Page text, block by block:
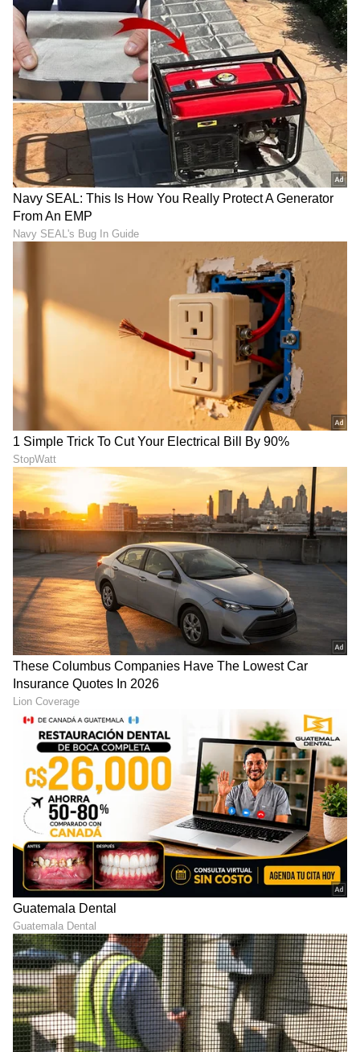
DOWNLOAD APP
ಚಂದ್ರ ಗ್ರಹಣದ ದಿನವೇ ರಕ್ಷಾ
ಬಂಧನ: ಹಾಗಿದ್ದರೆ ರಾಖಿ ಹಬ್ಬದ
ನಿಜವಾದ ಮುಹೂರ್ತ ಯಾವುದು?
ಇಲ್ಲಿದೆ ಡಿಟೇಲ್ಸ್​
ಸಿಂಹ ರಾಶಿಯಲ್ಲಿ ಸೂರ್ಯನ
ವಸೀಕರ ರಾಜಯೋಗ, ಈ 4
ರಾಶಿಯವರಿಗೆ ಕೋಟಿ ಕೋಟಿ
ಸಂಪತ್ತು
Vastu for wallet: ಪರ್ಸ್‌ನಲ್ಲಿ
ಈ ಫೋಟೋ ಇಟ್ಕೊಳ್ಳಿ, ಆ ವಸ್ತು
ಎಸೆದುಬಿಡಿ.. ಯಾಕೆಂದು ತಿಳ್ಕೊಳ್ಳಿ
ಕೈ-ಕಾಲಿಗೆ ಹಚ್ಚುವ ಮೆಹಂದಿ ಗಾಢ
ಬಣ್ಣ ಬರಬೇಕಾ? ಸುಲಭದ ಟಿಪ್ಸ್​
ಫಾಲೋ ಮಾಡಿ ಅಂದ ನೋಡಿ
LATEST VIDEOS
"ರಾಜಕೀಯ ಬೇಡ, ಸಿನಿಮಾನೇ ಪ್ರಾಣ":
ಕನಕೋತ್ಸವದಲ್ಲಿ ರಿಷಬ್ ಶೆಟ್ಟಿ | Rishab
Shetty speech | Suvarna News
ಶೇ.50 ರಿಂದ ಶೇ.18 ಕ್ಕೆ TAX ಇಳಿಕೆ: ಮೋದಿ-
ಟ್ರಂಪ್ ಐತಿಹಾಸಿಕ ಒಪ್ಪಂದ | India US
Trade Deal | Party Rounds